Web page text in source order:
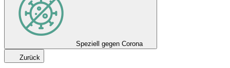
Speziell gegen Corona
Zurück